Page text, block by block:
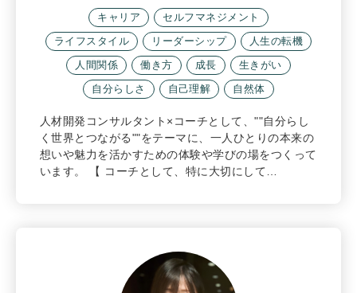
キャリア
セルフマネジメント
ライフスタイル
リーダーシップ
人生の転機
人間関係
働き方 成長
生きがい
自分らしさ
自己理解 自然体
人材開発コンサルタント×コーチとして、""自分らし
く世界とつながる""をテーマに、一人ひとりの本来の
想いや魅力を活かすための体験や学びの場をつくって
います。 【 コーチとして、特に大切にして…